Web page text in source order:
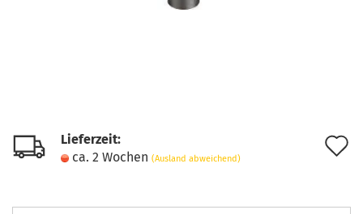
Lieferzeit:
ca. 2 Wochen (Ausland abweichend)